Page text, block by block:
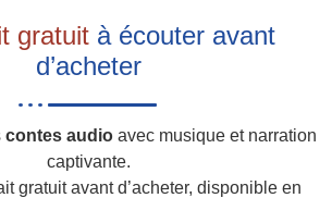
gratuità écouter avant
d’acheter
contes audioavec musique et narration
captivante.
gratuit avant d’acheter, disponible en